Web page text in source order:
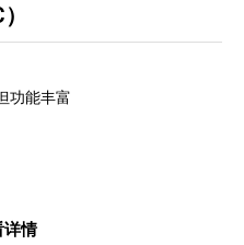
功能丰富
详情